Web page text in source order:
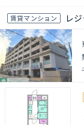
賃貸マンション レ